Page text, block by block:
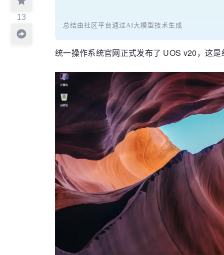
13
总结由社区平台通过AI大模型技术生成
统一操作系统官网正式发布了 UOS v20，这